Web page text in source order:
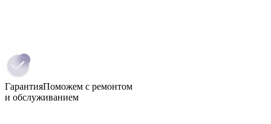
ГарантияПоможем с ремонтом
и обслуживанием